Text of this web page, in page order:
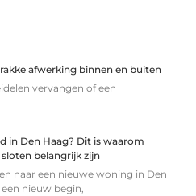
afwerking binnen en buiten
vervangen of een
in Den Haag? Dit is waarom
belangrijk zijn
naar een nieuwe woning in Den
een nieuw begin,